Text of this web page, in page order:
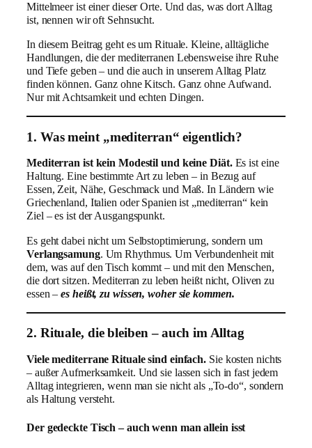
Mittelmeer ist einer dieser Orte. Und das, was dort Alltag
ist, nennen wir oft Sehnsucht.
In diesem Beitrag geht es um Rituale. Kleine, alltägliche
Handlungen, die der mediterranen Lebensweise ihre Ruhe
und Tiefe geben – und die auch in unserem Alltag Platz
finden können. Ganz ohne Kitsch. Ganz ohne Aufwand.
Nur mit Achtsamkeit und echten Dingen.
1. Was meint „mediterran“ eigentlich?
Mediterran ist kein Modestil und keine Diät.Es ist eine
Haltung. Eine bestimmte Art zu leben – in Bezug auf
Essen, Zeit, Nähe, Geschmack und Maß. In Ländern wie
Griechenland, Italien oder Spanien ist „mediterran“ kein
Ziel – es ist der Ausgangspunkt.
Es geht dabei nicht um Selbstoptimierung, sondern um
Verlangsamung. Um Rhythmus. Um Verbundenheit mit
dem, was auf den Tisch kommt – und mit den Menschen,
die dort sitzen. Mediterran zu leben heißt nicht, Oliven zu
essen –es heißt, zu wissen, woher sie kommen.
2. Rituale, die bleiben – auch im Alltag
Viele mediterrane Rituale sind einfach. Sie kosten nichts
– außer Aufmerksamkeit. Und sie lassen sich in fast jedem
Alltag integrieren, wenn man sie nicht als „To-do“, sondern
als Haltung versteht.
Der gedeckte Tisch – auch wenn man allein isst